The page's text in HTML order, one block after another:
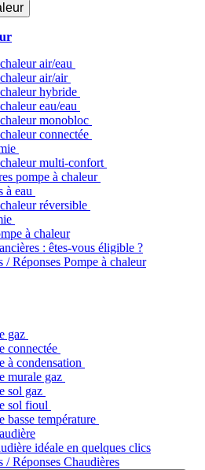
air/eau
air/air
hybride
eau/eau
monobloc
connectée
multi-confort
pompe à chaleur
à eau
réversible
à chaleur
: êtes-vous éligible ?
/ Réponses Pompe à chaleur
gaz
connectée
à condensation
murale gaz
sol gaz
sol fioul
basse température
idéale en quelques clics
/ Réponses Chaudières